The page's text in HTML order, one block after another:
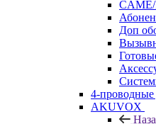
Доп
4-
AKUVOX